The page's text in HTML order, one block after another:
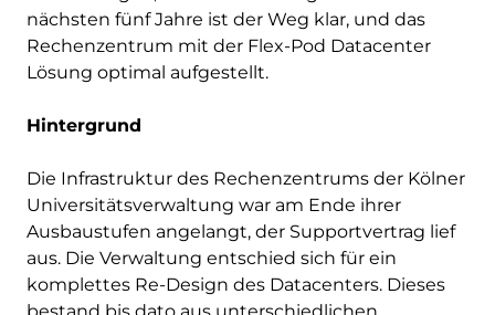
nächsten fünf Jahre ist der Weg klar, und das
Rechenzentrum mit der Flex-Pod Datacenter
Lösung optimal aufgestellt.
Hintergrund
Die Infrastruktur des Rechenzentrums der Kölner
Universitätsverwaltung war am Ende ihrer
Ausbaustufen angelangt, der Supportvertrag lief
aus. Die Verwaltung entschied sich für ein
komplettes Re-Design des Datacenters. Dieses
bestand bis dato aus unterschiedlichen